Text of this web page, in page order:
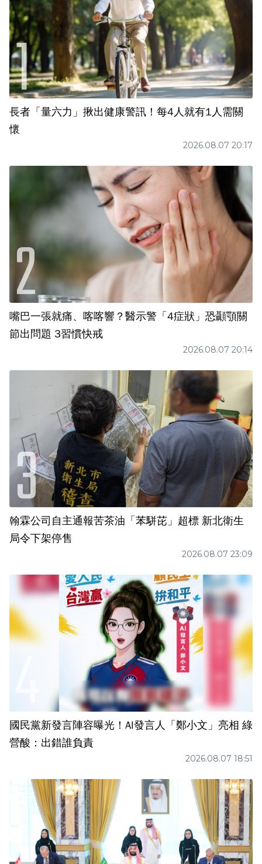
長者「量六力」揪出健康警訊！每4人就有1人需關
懷
2026.08.07 20:17
嘴巴一張就痛、喀喀響？醫示警「4症狀」恐顳顎關
節出問題 3習慣快戒
2026.08.07 20:14
翰霖公司自主通報苦茶油「苯駢芘」超標 新北衛生
局令下架停售
2026.08.07 23:09
國民黨新發言陣容曝光！AI發言人「鄭小文」亮相 綠
營酸：出錯誰負責
2026.08.07 18:51